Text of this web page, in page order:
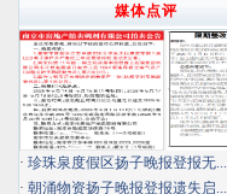
媒体点评
· 珍珠泉度假区扬子晚报登报无...
· 朝涌物资扬子晚报登报遗失启...